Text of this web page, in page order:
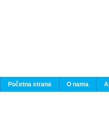
Početna strana O nama